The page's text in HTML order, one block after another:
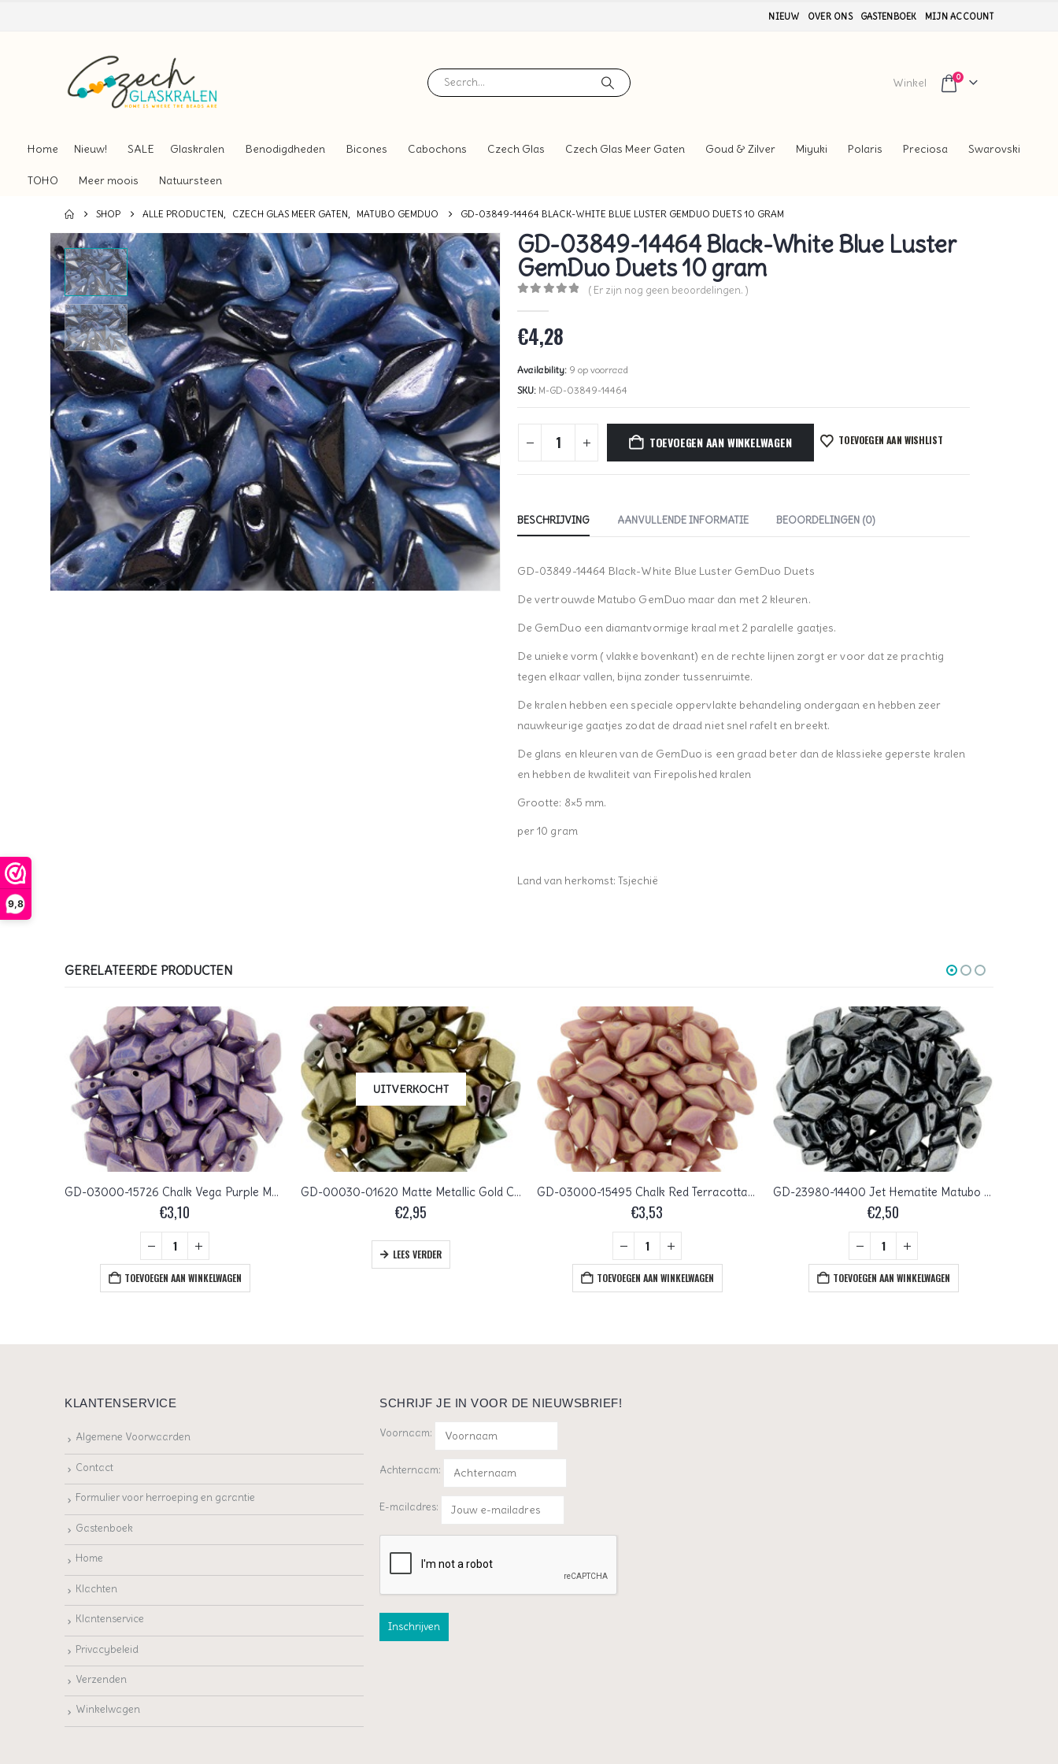
9,8
NIEUW OVER ONS GASTENBOEK MIJN ACCOUNT
Winkel 0
Home Nieuw! SALE Glaskralen Benodigdheden Bicones Cabochons Czech Glas Czech Glas Meer Gaten Goud & Zilver Miyuki Polaris Preciosa Swarovski
TOHO Meer moois Natuursteen
SHOP ALLE PRODUCTEN, CZECH GLAS MEER GATEN, MATUBO GEMDUO GD-03849-14464 BLACK-WHITE BLUE LUSTER GEMDUO DUETS 10 GRAM
GD-03849-14464 Black-White Blue Luster
GemDuo Duets 10 gram
( Er zijn nog geen beoordelingen. )
€4,28
Availability: 9 op voorraad
SKU: M-GD-03849-14464
TOEVOEGEN AAN WINKELWAGEN TOEVOEGEN AAN WISHLIST
BESCHRIJVING AANVULLENDE INFORMATIE BEOORDELINGEN (0)
GD-03849-14464 Black-White Blue Luster GemDuo Duets
De vertrouwde Matubo GemDuo maar dan met 2 kleuren.
De GemDuo een diamantvormige kraal met 2 paralelle gaatjes.
De unieke vorm ( vlakke bovenkant) en de rechte lijnen zorgt er voor dat ze prachtig
tegen elkaar vallen, bijna zonder tussenruimte.
De kralen hebben een speciale oppervlakte behandeling ondergaan en hebben zeer
nauwkeurige gaatjes zodat de draad niet snel rafelt en breekt.
De glans en kleuren van de GemDuo is een graad beter dan de klassieke geperste kralen
en hebben de kwaliteit van Firepolished kralen
Grootte: 8×5 mm.
per 10 gram
Land van herkomst: Tsjechië
GERELATEERDE PRODUCTEN
GD-03000-15726 Chalk Vega Purple Matubo GemDuo 10 gram
€3,10
TOEVOEGEN AAN WINKELWAGEN
UITVERKOCHT
GD-00030-01620 Matte Metallic Gold Copper Iris Matubo GemDuo 10 gram
€2,95
LEES VERDER
GD-03000-15495 Chalk Red Terracotta Matubo GemDuo 10 gram
€3,53
TOEVOEGEN AAN WINKELWAGEN
GD-23980-14400 Jet Hematite Matubo GemDuo 10 gram
€2,50
TOEVOEGEN AAN WINKELWAGEN
KLANTENSERVICE
Algemene Voorwaarden
Contact
Formulier voor herroeping en garantie
Gastenboek
Home
Klachten
Klantenservice
Privacybeleid
Verzenden
Winkelwagen
SCHRIJF JE IN VOOR DE NIEUWSBRIEF!
Voornaam:
Achternaam:
E-mailadres: